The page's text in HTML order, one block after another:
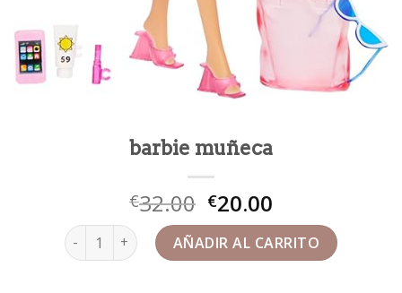
barbie muñeca
€32.00 €20.00
barbie muñeca cantidadAÑADIR AL CARRITO